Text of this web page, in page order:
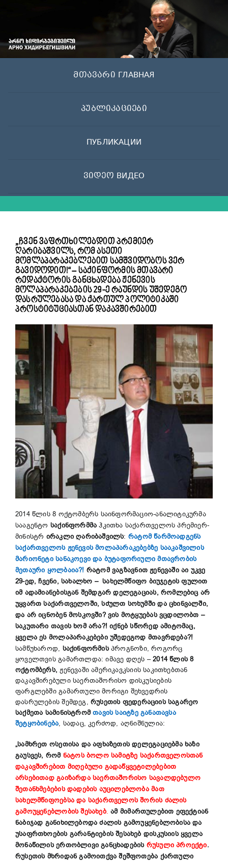
მთავარი ГЛАВНАЯ
პუბლიკაციები
ПУБЛИКАЦИИ
ვიდეო ВИДЕО
„ჩვენ ვაფრთხილებდით პრემიერ
ღარიბაშვილს, რომ ასეთი
მომლაპარაკებლებით სამშვიდობოს ვერ
გავიდოდით!“ – საქინფორმის მთავარი
რედაქტორის განცხადება ჟენევის
მოლაპარაკებების 29-ე რაუნდის უშედეგო
დასრულებასა და ქართულ პოლიტიკაში
პროსტიტუციასთან დაკავშირებით
2014 წლის 8 ოქტომბერს საინფორმაციო-ანალიტიკურმა
სააგენტო საქინფორმმა ჰკითხა საქართველოს პრემიერ-
მინისტრ ირაკლი ღარიბაშვილს: რატომ წარმოადგენს
საქართველოს ჟენევის მოლაპარაკებებზე სააკაშვილის
მარიონეტი სანაკოევი და ბუტაფორიული მთავრობის
მეთაური ყოლბაია?! რატომ ვაგზავნით ჟენევაში აი უკვე
29-ედ, ჩვენი, სახალხო – სახელმწიფო ბიუჯეტის ფულით
იმ ადამიანებისგან შემდგარ დელეგაციას, რომლებიც არ
უყვართ საქართველოში, სძულთ სოხუმში და ცხინვალში,
და არ იცნობენ მოსკოვში? ვის მოტყუებას ვცდილობთ –
საკუთარი თავის ხომ არა?! იქნებ სწორედ ამიტომაც,
ყველა ეს მოლაპარაკებები უშედეგოდ მთავრდება?!
სამწუხაროდ, საქინფორმისპროგნოზი, როგორც
ყოველთვის გამართლდა: იმავე დღეს –2014 წლის 8
ოქტომბერს, ჟენევაში ამერიკავკსიის საკითხებთან
დაკავშირებული საერთაშორისო დისკუსიების
ფარგლებში გამართული მორიგი შეხვედრის
დასრულების შემდეგ, რუსეთის ფედერაციის საგარეო
საქმეთა სამინისტრომ თავის საიტზე განათავსა
შეტყობინება, სადაც, კერძოდ, აღნიშნულია:
„სამხრეთ ოსეთისა და აფხაზეთის დელეგაციებმა ხაზი
გაუსვეს, რომ ნატოს ბოლო სამიტზე საქართველოსთან
დაკავშირებით მიღებული გადაწყვეტილებებით
არსებითად გაიზარდა საერთაშორისო სავალდებულო
შეთანხმებების დადების აუცილებლობა მათ
სახელმწიფოებსა და საქართველოს შორის ძალის
გამოუყენებლობის შესახებ. ამ მიმართულებით ეფექტიან
ნაბიჯად განიხილებოდა ძალის გამოუყენებლობისა და
უსაფრთხოების გარანტიების შესახებ დისკუსიის ყველა
მონაწილის ერთობლივი განცხადების რუსული პროექტი.
რუსეთის მხრიდან გამოითქვა შეშფოთება ქართული